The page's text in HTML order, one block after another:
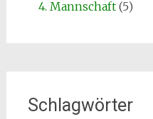
4. Mannschaft(5)
Schlagwörter